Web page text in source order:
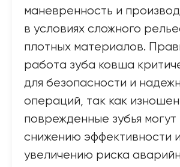
маневренность и
в условиях сложного
плотных материалов.
работа зуба ковша
для безопасности и
операций, так как
поврежденные зубья могут
снижению эффективности и
увеличению риска